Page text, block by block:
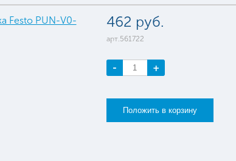
462 руб.
арт.561722
- +